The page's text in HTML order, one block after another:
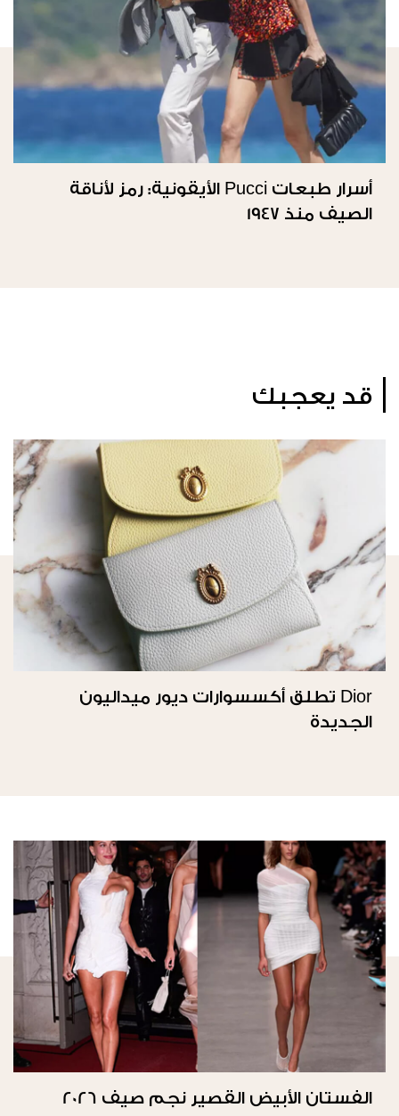
أسرار طبعات Pucci الأيقونية: رمز لأناقة
الصيف منذ 1947
قد يعجبك
Dior تطلق أكسسوارات ديور ميداليون
الجديدة
الفستان الأبيض القصير نجم صيف 2026